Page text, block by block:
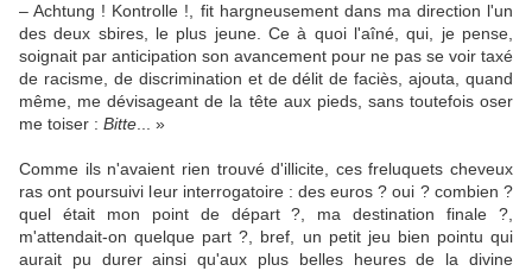
– Achtung ! Kontrolle !, fit hargneusement dans ma direction l'un
des deux sbires, le plus jeune. Ce à quoi l'aîné, qui, je pense,
soignait par anticipation son avancement pour ne pas se voir taxé
de racisme, de discrimination et de délit de faciès, ajouta, quand
même, me dévisageant de la tête aux pieds, sans toutefois oser
me toiser : Bitte ... »
Comme ils n'avaient rien trouvé d'illicite, ces freluquets cheveux
ras ont poursuivi leur interrogatoire : des euros ? oui ? combien ?
quel était mon point de départ ?, ma destination finale ?,
m'attendait-on quelque part ?, bref, un petit jeu bien pointu qui
aurait pu durer ainsi qu'aux plus belles heures de la divine